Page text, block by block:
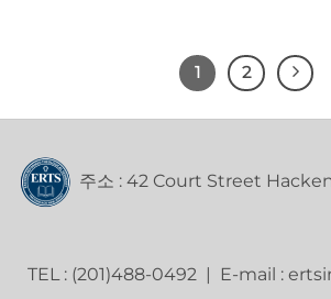
1 2
주소 : 42 Court Street
TEL : (201)488-0492 | E-mail :